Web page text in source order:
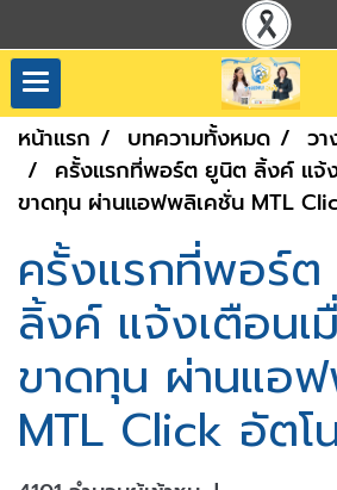
หน้าแรก บทความทั้งหมด
ว
ครั้งแรกที่พอร์ต ยูนิต ลิ้งค์ แจ้ง
ขาดทุน ผ่านแอฟพลิเคชั่น MTL
ครั้งแรกที่พอร์
ลิ้งค์ แจ้งเตือนเ
ขาดทุน ผ่านแอ
MTL Click อัตโ